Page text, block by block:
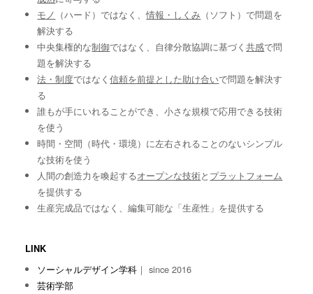
モノ （ハード）ではなく、情報・しくみ （ソフト）で問題を
解決する
中央集権的な制御ではなく、自律分散協調に基づく共感で問
題を解決する
法・制度ではなく信頼を前提とした助け合いで問題を解決す
る
誰もが手にいれることができ、小さな規模で応用できる技術
を使う
時間・空間（時代・環境）に左右されることのないシンプル
な技術を使う
人間の創造力を喚起するオープンな技術と プラットフォーム
を提供する
生産完成品ではなく、編集可能な「生産性」を提供する
LINK
ソーシャルデザイン学科 ｜ since 2016
芸術学部